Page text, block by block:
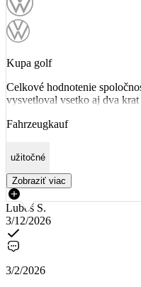
Kupa golf
Celkové hodnotenie
vysvetloval vsetko aj dva
Fahrzeugkauf
užitočné
Zobraziť viac
Luboš S.
3/12/2026
3/2/2026